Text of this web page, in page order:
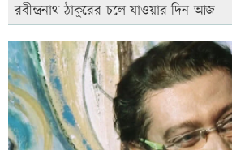
রবীন্দ্রনাথ ঠাকুরের চলে যাওয়ার দিন আজ